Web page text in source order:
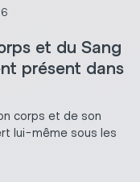
et du Sang
présent dans
corps et de son
lui-même sous les